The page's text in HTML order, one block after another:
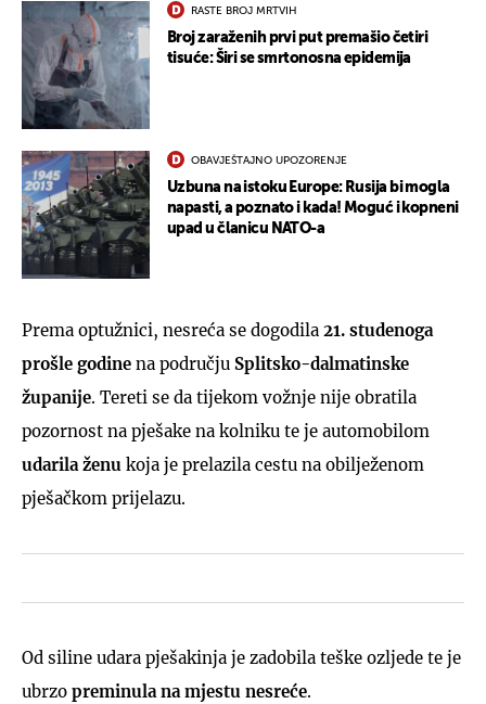
RASTE BROJ MRTVIH
Broj zaraženih prvi put premašio četiri
tisuće: Širi se smrtonosna epidemija
OBAVJEŠTAJNO UPOZORENJE
Uzbuna na istoku Europe: Rusija bi mogla
napasti, a poznato i kada! Moguć i kopneni
upad u članicu NATO-a
Prema optužnici, nesreća se dogodila 21. studenoga
prošle godine na području Splitsko-dalmatinske
županije. Tereti se da tijekom vožnje nije obratila
pozornost na pješake na kolniku te je automobilom
udarila ženu koja je prelazila cestu na obilježenom
pješačkom prijelazu.
Od siline udara pješakinja je zadobila teške ozljede te je
ubrzo preminula na mjestu nesreće.